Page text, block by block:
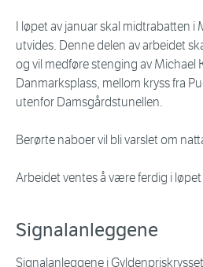
I løpet av januar skal midtrabatten
utvides. Denne delen av arbeidet
og vil medføre stenging av Michael
Danmarksplass, mellom kryss fra
utenfor Damsgårdstunellen.
Berørte naboer vil bli varslet om
Arbeidet ventes å være ferdig i
Signalanleggene
Signalanleggene i